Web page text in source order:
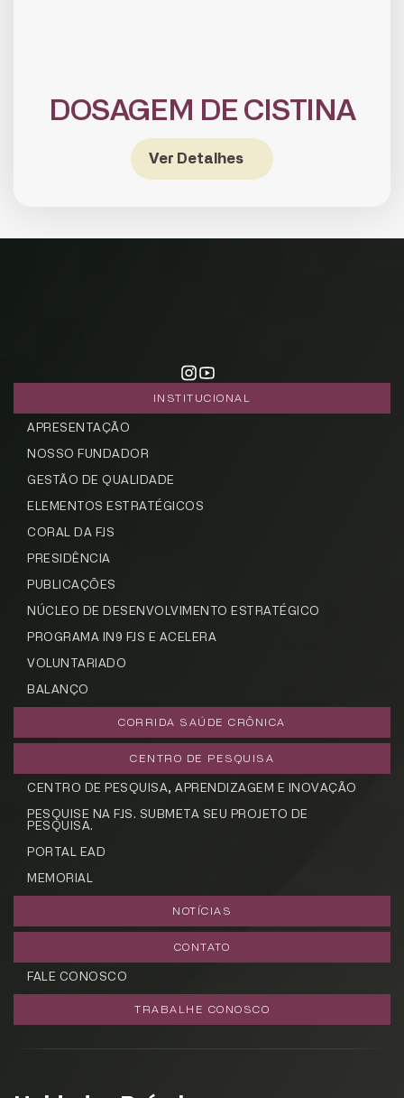
DOSAGEM DE CISTINA
Ver Detalhes
INSTITUCIONAL
APRESENTAÇÃO
NOSSO FUNDADOR
GESTÃO DE QUALIDADE
ELEMENTOS ESTRATÉGICOS
CORAL DA FJS
PRESIDÊNCIA
PUBLICAÇÕES
NÚCLEO DE DESENVOLVIMENTO ESTRATÉGICO
PROGRAMA IN9 FJS E ACELERA
VOLUNTARIADO
BALANÇO
CORRIDA SAÚDE CRÔNICA
CENTRO DE PESQUISA
CENTRO DE PESQUISA, APRENDIZAGEM E INOVAÇÃO
PESQUISE NA FJS. SUBMETA SEU PROJETO DE
PESQUISA.
PORTAL EAD
MEMORIAL
NOTÍCIAS
CONTATO
FALE CONOSCO
TRABALHE CONOSCO
CADASTRE-SE
receba notícias da Fundação José